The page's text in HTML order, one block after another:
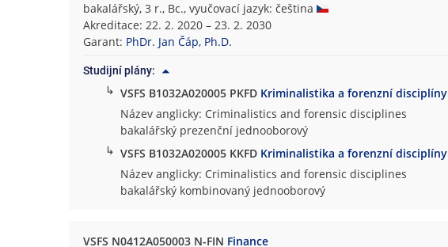
bakalářský, 3 r., Bc., vyučovací jazyk: čeština
Akreditace: 22. 2. 2020 – 23. 2. 2030
Garant: PhDr. Jan Čáp, Ph.D.
Studijní plány:
↳ VSFS B1032A020005 PKFD Kriminalistika a forenzní disciplíny
Název anglicky: Criminalistics and forensic disciplines
bakalářský prezenční jednooborový
↳ VSFS B1032A020005 KKFD Kriminalistika a forenzní disciplíny
Název anglicky: Criminalistics and forensic disciplines
bakalářský kombinovaný jednooborový
VSFS N0412A050003 N-FIN Finance